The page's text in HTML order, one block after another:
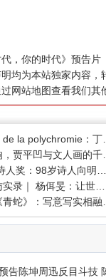
代，你的时代》预告片
均为本站独家内容，
网站地图查看我们其
预告陈坤周迅反目斗技